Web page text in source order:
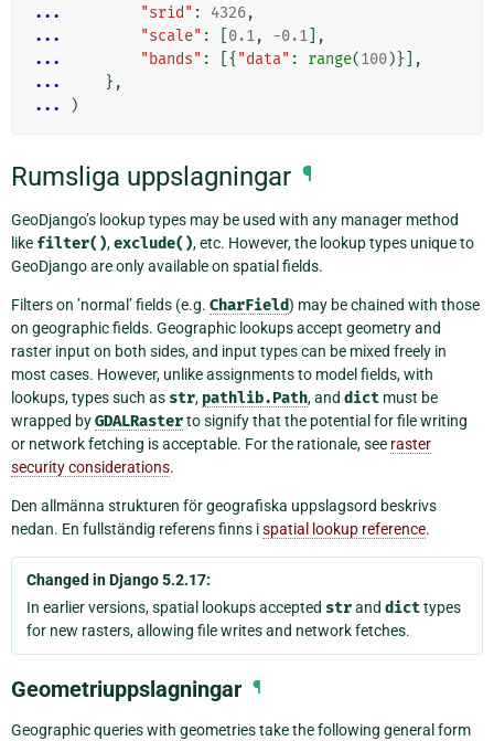
...
"srid" : 4326,
...
"scale" : 0.1, -0.1 ],
...
"bands" : [{ "data" : range(100)}],
...
},
...
)
Rumsliga uppslagningar ¶
GeoDjango’s lookup types may be used with any manager method
like filter(),exclude(), etc. However, the lookup types unique to
GeoDjango are only available on spatial fields.
Filters on ’normal’ fields (e.g. CharField) may be chained with those
on geographic fields. Geographic lookups accept geometry and
raster input on both sides, and input types can be mixed freely in
most cases. However, unlike assignments to model fields, with
lookups, types such as str, pathlib.Path, and dict must be
wrapped byGDALRasterto signify that the potential for file writing
or network fetching is acceptable. For the rationale, see raster
security considerations.
Den allmänna strukturen för geografiska uppslagsord beskrivs
nedan. En fullständig referens finns ispatial lookup reference.
Changed in Django 5.2.17:
In earlier versions, spatial lookups accepted strand dicttypes
for new rasters, allowing file writes and network fetches.
Geometriuppslagningar ¶
Geographic queries with geometries take the following general form